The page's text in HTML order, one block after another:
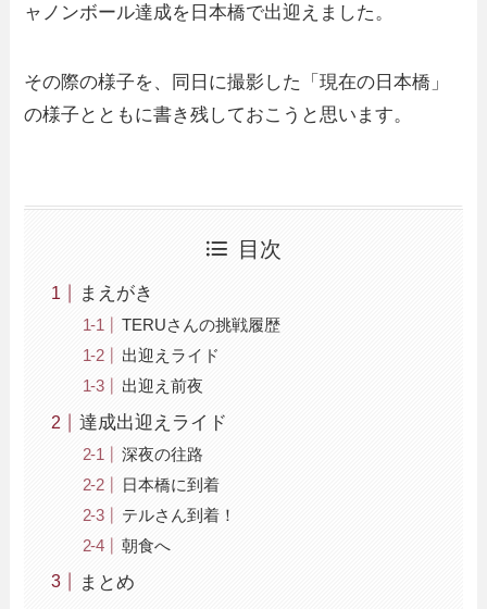
ャノンボール達成を日本橋で出迎えました。
その際の様子を、同日に撮影した「現在の日本橋」
の様子とともに書き残しておこうと思います。
目次
まえがき
TERUさんの挑戦履歴
出迎えライド
出迎え前夜
達成出迎えライド
深夜の往路
日本橋に到着
テルさん到着！
朝食へ
まとめ